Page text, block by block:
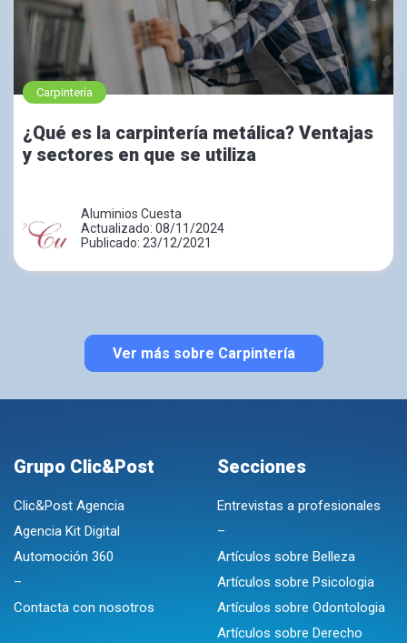
Carpintería
¿Qué es la carpintería metálica? Ventajas
y sectores en que se utiliza
Aluminios Cuesta
Actualizado: 08/11/2024
Publicado: 23/12/2021
Ver más sobre Carpintería
Grupo Clic&Post
Clic&Post Agencia
Agencia Kit Digital
Automoción 360
–
Contacta con nosotros
Secciones
Entrevistas a profesionales
–
Artículos sobre Belleza
Artículos sobre Psicologia
Artículos sobre Odontologia
Artículos sobre Derecho